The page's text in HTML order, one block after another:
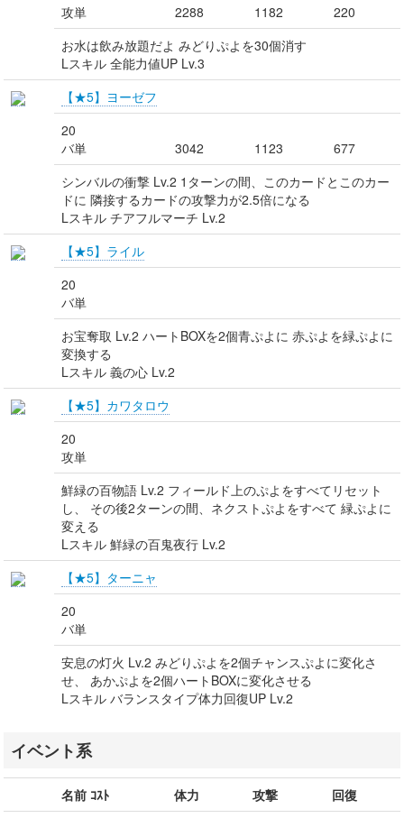
攻単
2288 1182
220
お水は飲み放題だよ みどりぷよを30個消す
Lスキル 全能力値UP Lv.3
【★5】ヨーゼフ
20
バ単
3042 1123
677
シンバルの衝撃 Lv.2 1ターンの間、このカードとこのカー
ドに 隣接するカードの攻撃力が2.5倍になる
Lスキル チアフルマーチ Lv.2
【★5】ライル
20
バ単
お宝奪取 Lv.2 ハートBOXを2個青ぷよに 赤ぷよを緑ぷよに
変換する
Lスキル 義の心 Lv.2
【★5】カワタロウ
20
攻単
鮮緑の百物語 Lv.2 フィールド上のぷよをすべてリセット
し、 その後2ターンの間、ネクストぷよをすべて 緑ぷよに
変える
Lスキル 鮮緑の百鬼夜行 Lv.2
【★5】ターニャ
20
バ単
安息の灯火 Lv.2 みどりぷよを2個チャンスぷよに変化さ
せ、 あかぷよを2個ハートBOXに変化させる
Lスキル バランスタイプ体力回復UP Lv.2
イベント系
名前 ｺｽﾄ 体力 攻撃
回復